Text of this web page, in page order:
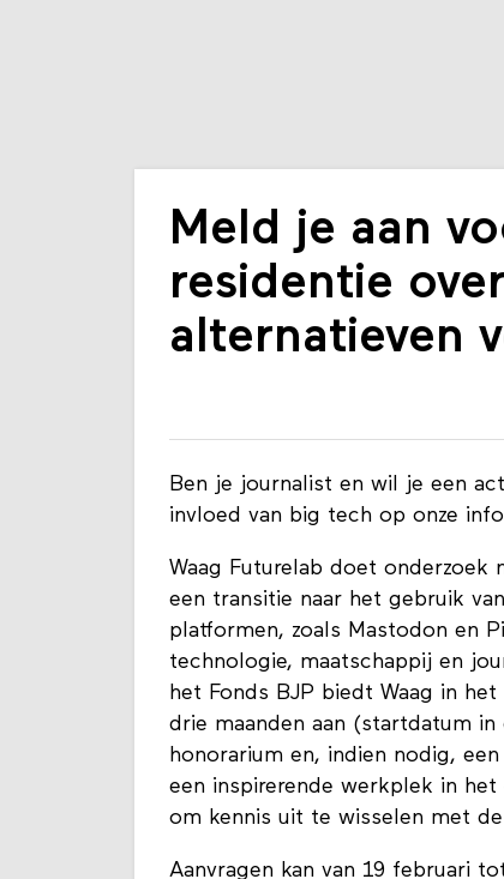
Meld je aan
residentie
alternatieven
Ben je journalist en wil je een
invloed van big tech op onze
Waag Futurelab doet
een transitie naar het gebruik
platformen, zoals Mastodon en
technologie, maatschappij en
het Fonds BJP biedt Waag in
drie maanden aan (startdatum
honorarium en, indien nodig,
een inspirerende werkplek in
om kennis uit te wisselen met de
Aanvragen kan van 19 februari